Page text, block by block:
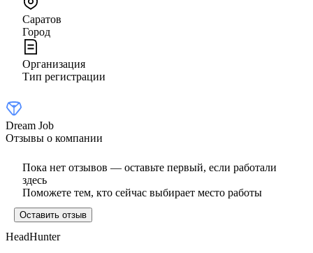
Саратов
Город
Организация
Тип регистрации
Dream Job
Отзывы о компании
Пока нет отзывов — оставьте первый, если работали
здесь
Поможете тем, кто сейчас выбирает место работы
Оставить отзыв
HeadHunter